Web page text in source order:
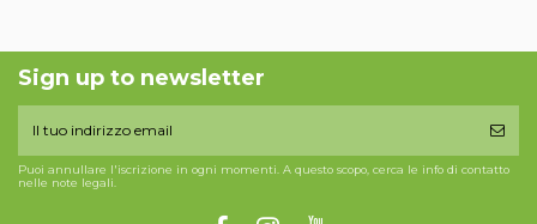
Sign up to newsletter
Puoi annullare l'iscrizione in ogni momenti. A questo scopo, cerca le info di contatto
nelle note legali.